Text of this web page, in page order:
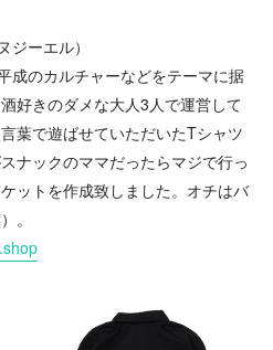
ジーエル）
成のカルチャーなどをテーマに据
好きのダメな大人3人で運営して
葉で遊ばせていただいたTシャツ
ナックのママだったらマジで行っ
ットを作成致しました。オチはバ
。